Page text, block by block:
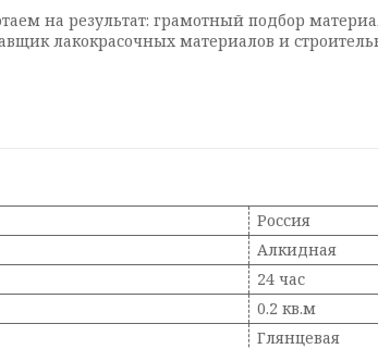
на результат: грамотный подбор
лакокрасочных материалов и
Россия
Алкидная
24 час
0.2 кв.м
Глянцевая